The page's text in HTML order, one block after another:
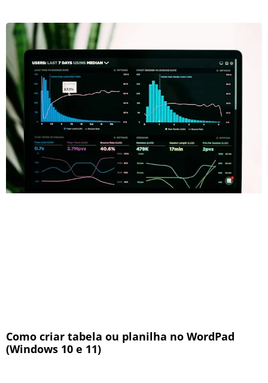
Como criar tabela ou planilha no WordPad
(Windows 10 e 11)